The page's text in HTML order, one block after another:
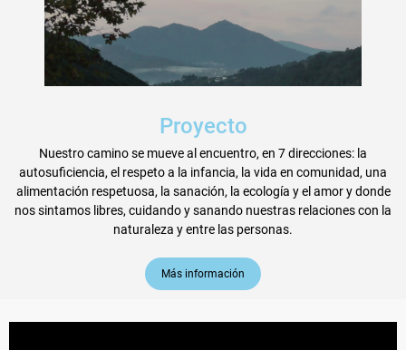
Proyecto
Nuestro camino se mueve al encuentro, en 7 direcciones: la
autosuficiencia, el respeto a la infancia, la vida en comunidad, una
alimentación respetuosa, la sanación, la ecología y el amor y donde
nos sintamos libres, cuidando y sanando nuestras relaciones con la
naturaleza y entre las personas.
Más información